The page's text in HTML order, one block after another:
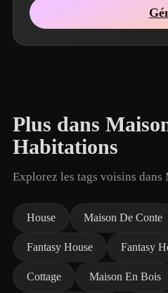
Plus dans
Habitations
Explorez les tags voisins dans
House Maison De Conte
Fantasy House Fantasy
Cottage Maison En Bois